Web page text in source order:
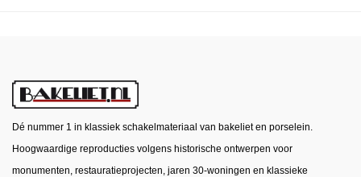
Dé nummer 1 in klassiek schakelmateriaal van bakeliet en porselein.
Hoogwaardige reproducties volgens historische ontwerpen voor
monumenten, restauratieprojecten, jaren 30-woningen en klassieke